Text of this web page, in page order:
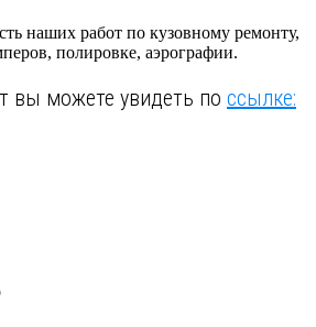
наших работ по кузовному ремонту,
полировке, аэрографии.
вы можете увидеть по ссылке: